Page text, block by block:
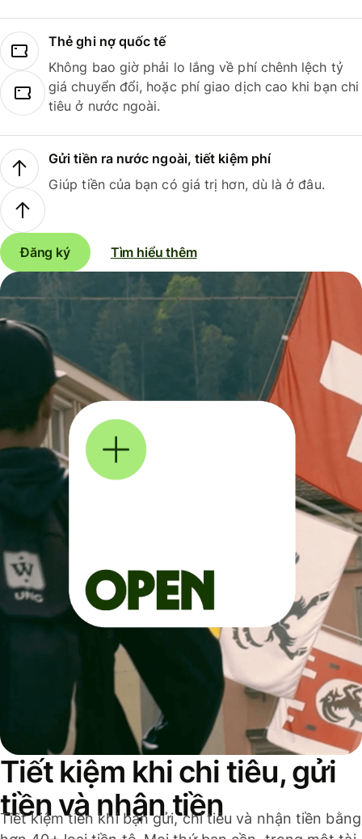
Thẻ ghi nợ quốc tế
Không bao giờ phải lo lắng về phí chênh lệch tỷ
giá chuyển đổi, hoặc phí giao dịch cao khi bạn chi
tiêu ở nước ngoài.
Gửi tiền ra nước ngoài, tiết kiệm phí
Giúp tiền của bạn có giá trị hơn, dù là ở đâu.
Đăng ký Tìm hiểu thêm
Tiết kiệm khi chi tiêu, gửi
tiền và nhận tiền
Tiết kiệm tiền khi bạn gửi, chi tiêu và nhận tiền bằng